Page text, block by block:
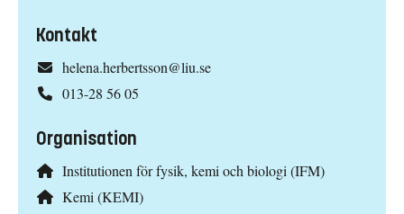
Kontakt
helena.herbertsson@liu.se
013-28 56 05
Organisation
Institutionen för fysik, kemi och biologi (IFM)
Kemi (KEMI)